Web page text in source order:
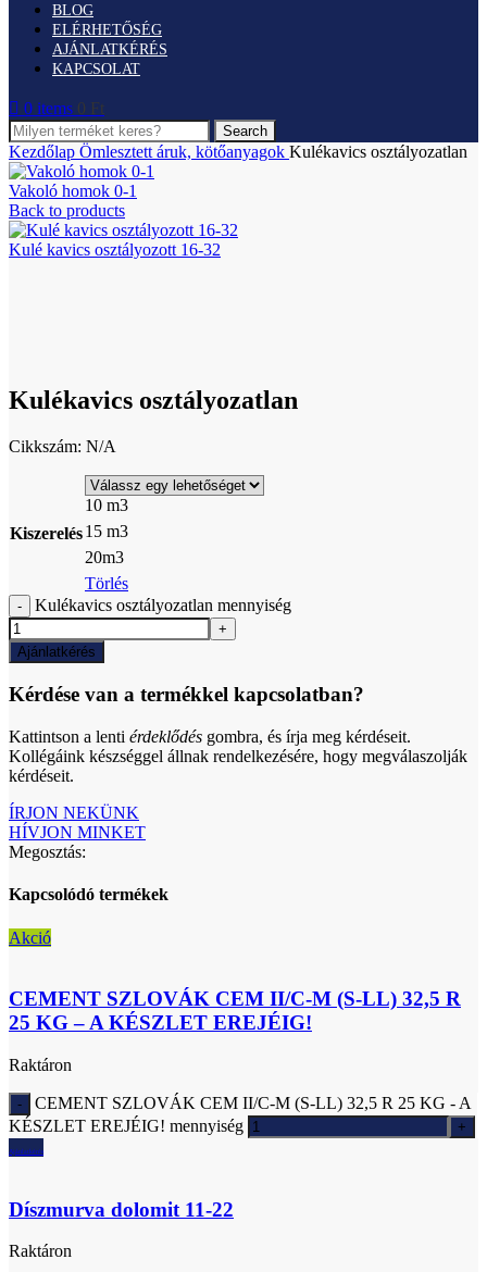
BLOG
ELÉRHETŐSÉG
AJÁNLATKÉRÉS
KAPCSOLAT
0 items 0 Ft
Search
Kezdőlap Ömlesztett áruk, kötőanyagok Kulékavics osztályozatlan
Vakoló homok 0-1
Back to products
Kulé kavics osztályozott 16-32
Kulékavics osztályozatlan
Cikkszám: N/A
Kiszerelés
10 m3
15 m3
20m3
Törlés
Kulékavics osztályozatlan mennyiség
Ajánlatkérés
Kérdése van a termékkel kapcsolatban?
Kattintson a lenti érdeklődés gombra, és írja meg kérdéseit.
Kollégáink készséggel állnak rendelkezésére, hogy megválaszolják
kérdéseit.
ÍRJON NEKÜNK
HÍVJON MINKET
Megosztás:
Kapcsolódó termékek
Akció
CEMENT SZLOVÁK CEM II/C-M (S-LL) 32,5 R
25 KG – A KÉSZLET EREJÉIG!
Raktáron
CEMENT SZLOVÁK CEM II/C-M (S-LL) 32,5 R 25 KG - A
KÉSZLET EREJÉIG! mennyiség
Ajánlatkérés
Díszmurva dolomit 11-22
Raktáron